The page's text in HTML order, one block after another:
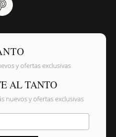
y ofertas exclusivas
AL TANTO
nuevos y ofertas exclusivas